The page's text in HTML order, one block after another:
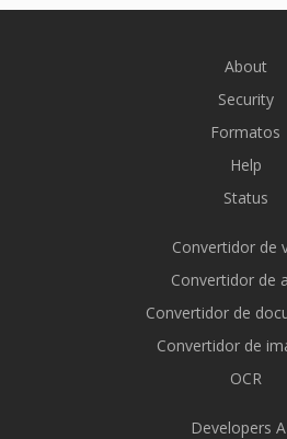
About
Security
Formatos
Help
Status
Convertidor de
Convertidor de
Convertidor de
Convertidor de
OCR
Developers